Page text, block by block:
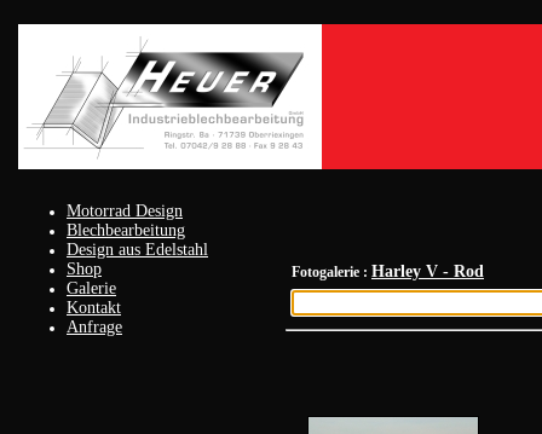
Motorrad Design
Blechbearbeitung
Design aus Edelstahl
Shop
Galerie
Kontakt
Anfrage
Fotogalerie : Harley V - Rod